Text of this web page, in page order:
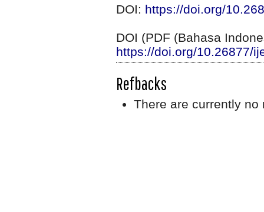
DOI: https://doi.org/
DOI (PDF (Bahasa
https://doi.org/10.26877/
Refbacks
There are currently no